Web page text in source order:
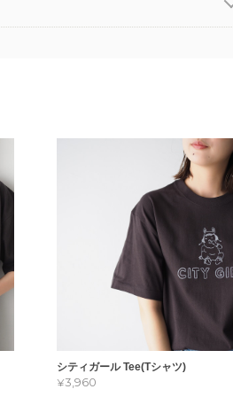
シティガール Tee(Tシャツ)
¥3,960